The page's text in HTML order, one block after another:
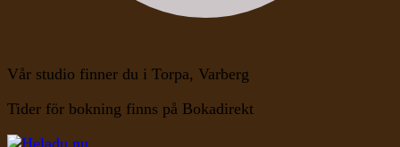
Vår studio finner du i Torpa, Varberg
Tider för bokning finns på Bokadirekt